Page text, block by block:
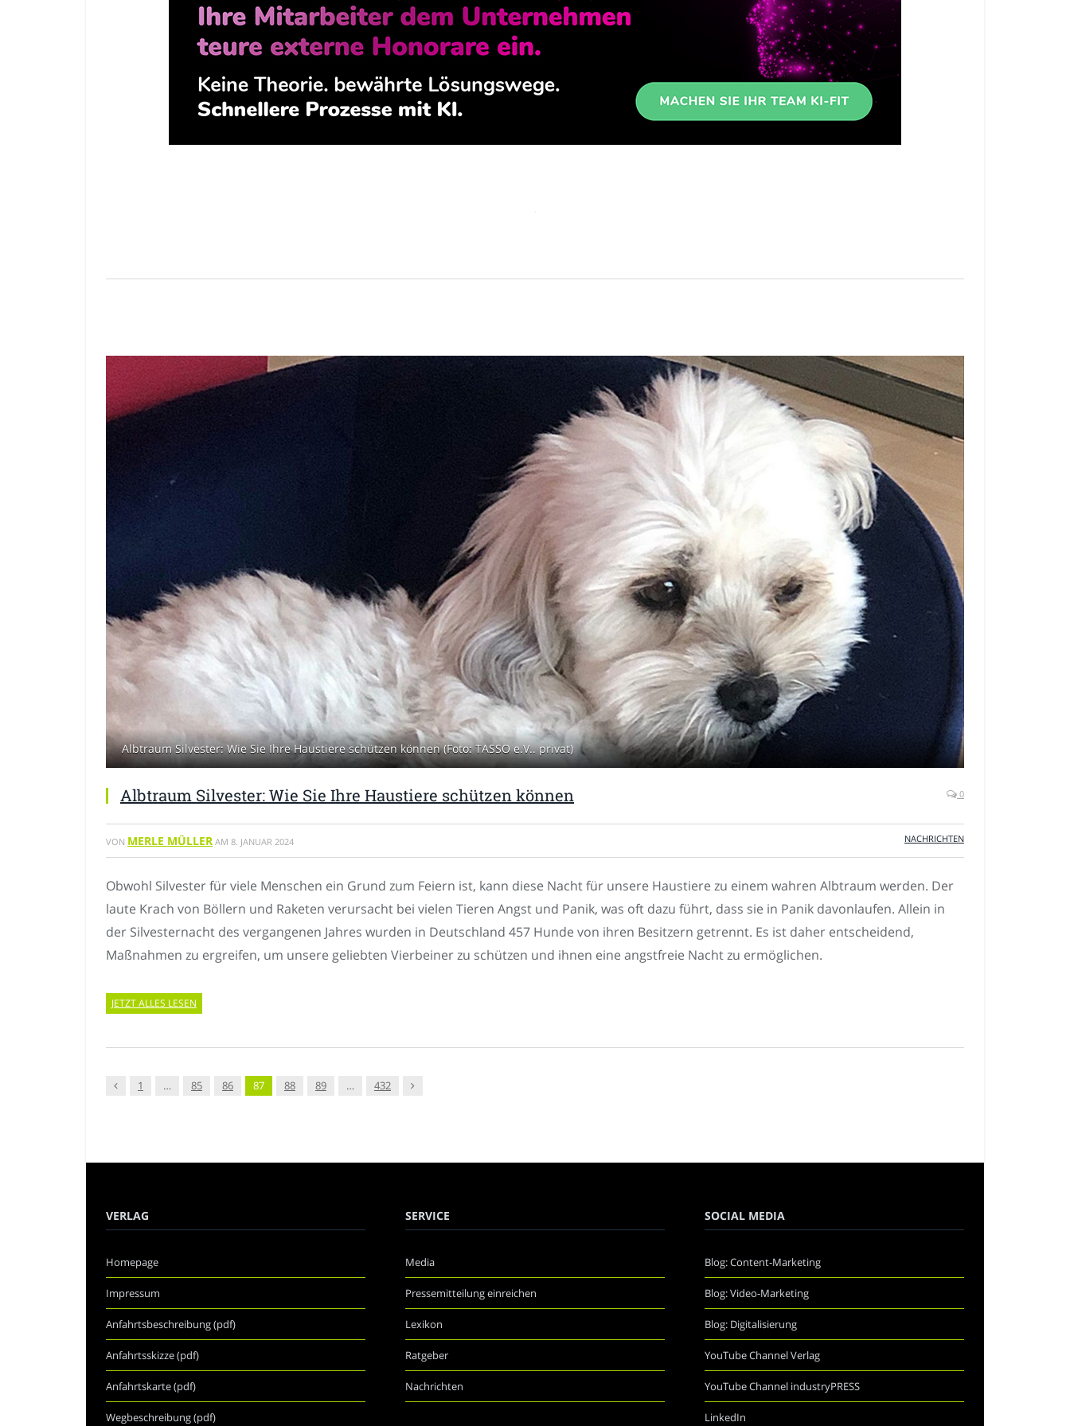
Albtraum Silvester: Wie Sie Ihre Haustiere schützen können (Foto: TASSO e.V.. privat)
Albtraum Silvester: Wie Sie Ihre Haustiere schützen können 0
VON MERLE MÜLLER AM 8. JANUAR 2024 NACHRICHTEN
Obwohl Silvester für viele Menschen ein Grund zum Feiern ist, kann diese Nacht für unsere Haustiere zu einem wahren Albtraum werden. Der
laute Krach von Böllern und Raketen verursacht bei vielen Tieren Angst und Panik, was oft dazu führt, dass sie in Panik davonlaufen. Allein in
der Silvesternacht des vergangenen Jahres wurden in Deutschland 457 Hunde von ihren Besitzern getrennt. Es ist daher entscheidend,
Maßnahmen zu ergreifen, um unsere geliebten Vierbeiner zu schützen und ihnen eine angstfreie Nacht zu ermöglichen.
JETZT ALLES LESEN
Vorgänger
1 … 85 86 87 88 89 … 432 Nachfolger
VERLAG
Homepage
Impressum
Anfahrtsbeschreibung (pdf)
Anfahrtsskizze (pdf)
Anfahrtskarte (pdf)
Wegbeschreibung (pdf)
SERVICE
Media
Pressemitteilung einreichen
Lexikon
Ratgeber
Nachrichten
SOCIAL MEDIA
Blog: Content-Marketing
Blog: Video-Marketing
Blog: Digitalisierung
YouTube Channel Verlag
YouTube Channel industryPRESS
LinkedIn